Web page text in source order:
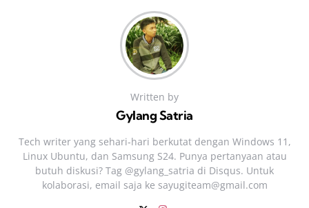
Written by
Gylang Satria
Tech writer yang sehari‑hari berkutat dengan Windows 11,
Linux Ubuntu, dan Samsung S24. Punya pertanyaan atau
butuh diskusi? Tag @gylang_satria di Disqus. Untuk
kolaborasi, email saja ke sayugiteam@gmail.com